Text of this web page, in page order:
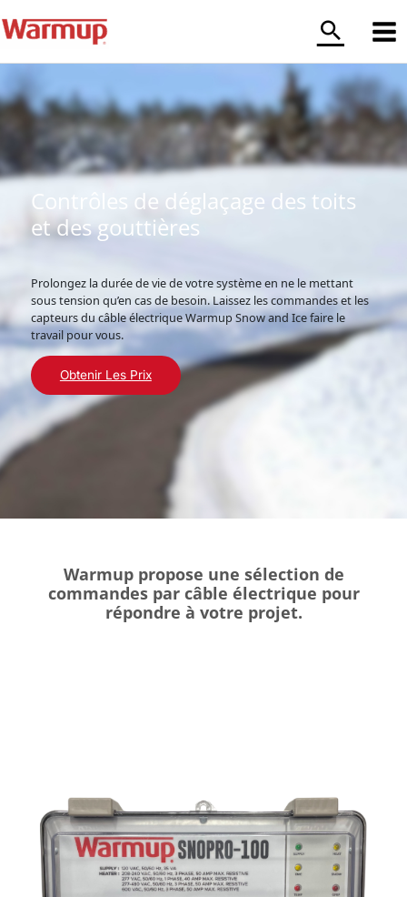
au
contenu
Contrôles de déglaçage des toits
et des gouttières
Prolongez la durée de vie de votre système en ne le mettant
sous tension qu’en cas de besoin. Laissez les commandes et les
capteurs du câble électrique Warmup Snow and Ice faire le
travail pour vous.
Obtenir Les Prix
Warmup propose une sélection de
commandes par câble électrique pour
répondre à votre projet.